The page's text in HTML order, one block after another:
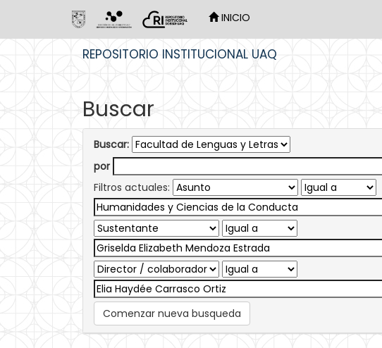
INICIO
REPOSITORIO INSTITUCIONAL UAQ
Buscar
Buscar:
por
Filtros actuales:
Comenzar nueva busqueda